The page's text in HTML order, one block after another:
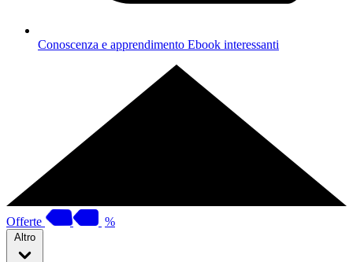
Conoscenza e apprendimento Ebook interessanti
Offerte %
Altro